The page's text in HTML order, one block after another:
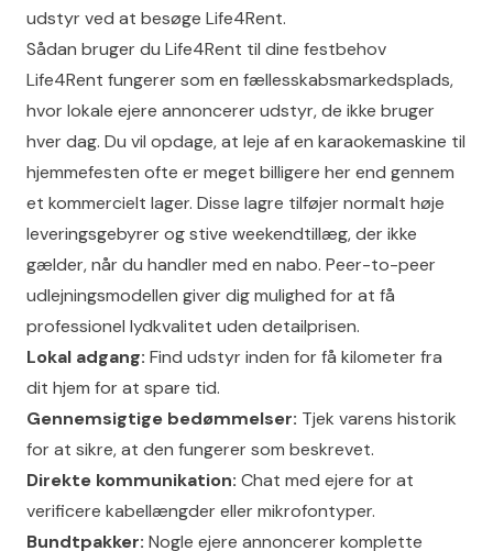
udstyr ved at besøge Life4Rent.
Sådan bruger du Life4Rent til dine festbehov
Life4Rent fungerer som en fællesskabsmarkedsplads,
hvor lokale ejere annoncerer udstyr, de ikke bruger
hver dag. Du vil opdage, at leje af en karaokemaskine til
hjemmefesten ofte er meget billigere her end gennem
et kommercielt lager. Disse lagre tilføjer normalt høje
leveringsgebyrer og stive weekendtillæg, der ikke
gælder, når du handler med en nabo. Peer-to-peer
udlejningsmodellen giver dig mulighed for at få
professionel lydkvalitet uden detailprisen.
Lokal adgang: Find udstyr inden for få kilometer fra
dit hjem for at spare tid.
Gennemsigtige bedømmelser: Tjek varens historik
for at sikre, at den fungerer som beskrevet.
Direkte kommunikation: Chat med ejere for at
verificere kabellængder eller mikrofontyper.
Bundtpakker: Nogle ejere annoncerer komplette